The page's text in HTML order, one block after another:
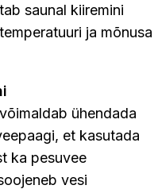
saunal kiiremini
ja mõnusa
ühendada
et kasutada
ka pesuvee
vesi